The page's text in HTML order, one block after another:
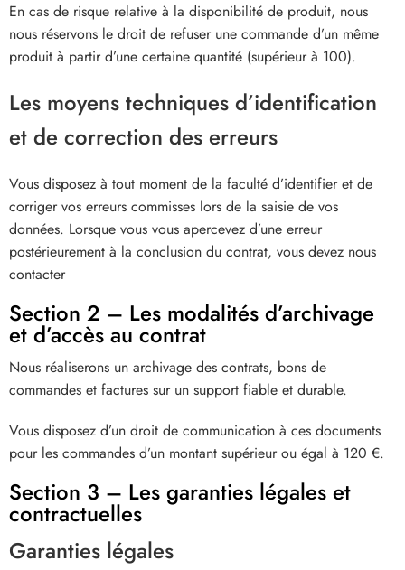
En cas de risque relative à la disponibilité de produit, nous
nous réservons le droit de refuser une commande d’un même
produit à partir d’une certaine quantité (supérieur à 100).
Les moyens techniques d’identification
et de correction des erreurs
Vous disposez à tout moment de la faculté d’identifier et de
corriger vos erreurs commisses lors de la saisie de vos
données. Lorsque vous vous apercevez d’une erreur
postérieurement à la conclusion du contrat, vous devez nous
contacter
Section 2 – Les modalités d’archivage
et d’accès au contrat
Nous réaliserons un archivage des contrats, bons de
commandes et factures sur un support fiable et durable.
Vous disposez d’un droit de communication à ces documents
pour les commandes d’un montant supérieur ou égal à 120 €.
Section 3 – Les garanties légales et
contractuelles
Garanties légales